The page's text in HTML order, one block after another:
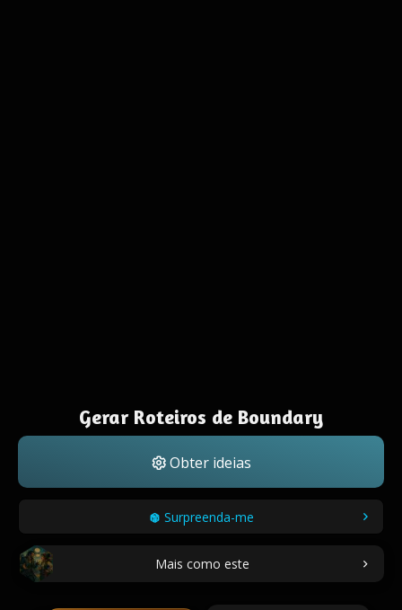
Gerar Roteiros de Boundary
Obter ideias
Surpreenda-me
Mais como este